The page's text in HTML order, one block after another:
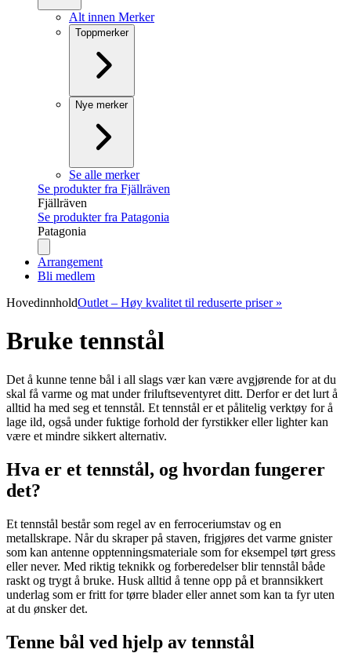
Alt innen Merker
Toppmerker
Nye merker
Se alle merker
Se produkter fra Fjällräven
Fjällräven
Se produkter fra Patagonia
Patagonia
Arrangement
Bli medlem
HovedinnholdOutlet – Høy kvalitet til reduserte priser »
Bruke tennstål
Det å kunne tenne bål i all slags vær kan være avgjørende for at du
skal få varme og mat under friluftseventyret ditt. Derfor er det lurt å
alltid ha med seg et tennstål. Et tennstål er et pålitelig verktøy for å
lage ild, også under fuktige forhold der fyrstikker eller lighter kan
være et mindre sikkert alternativ.
Hva er et tennstål, og hvordan fungerer
det?
Et tennstål består som regel av en ferroceriumstav og en
metallskrape. Når du skraper på staven, frigjøres det varme gnister
som kan antenne opptenningsmateriale som for eksempel tørt gress
eller never. Med riktig teknikk og forberedelser blir tennstål både
raskt og trygt å bruke. Husk alltid å tenne opp på et brannsikkert
underlag som er fritt for tørre blader eller annet som kan ta fyr uten
at du ønsker det.
Tenne bål ved hjelp av tennstål